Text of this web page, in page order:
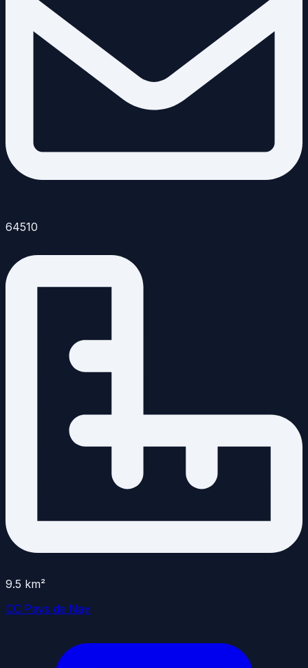
64510
9.5 km²
CC Pays de Nay